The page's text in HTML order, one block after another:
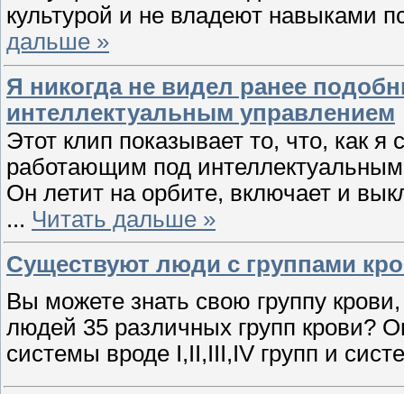
культурой и не владеют навыками
дальше »
Я никогда не видел ранее
интеллектуальным управлением
Этот клип показывает то, что, как
работающим под
Он летит на орбите, включает и
... Читать дальше »
Существуют люди с группами
Вы можете знать свою группу
людей 35 различных групп крови?
системы вроде I,II,III,IV групп и